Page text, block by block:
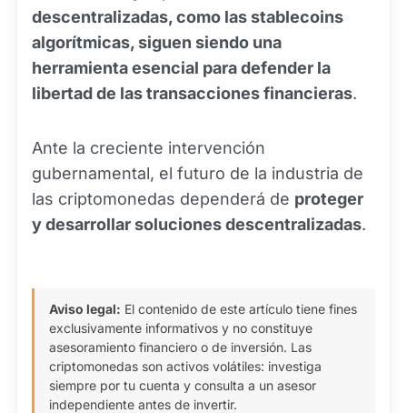
descentralizadas, como las stablecoins
algorítmicas, siguen siendo una
herramienta esencial para defender la
libertad de las transacciones financieras.
Ante la creciente intervención
gubernamental, el futuro de la industria de
las criptomonedas dependerá de proteger
y desarrollar soluciones descentralizadas.
Aviso legal: El contenido de este artículo tiene fines
exclusivamente informativos y no constituye
asesoramiento financiero o de inversión. Las
criptomonedas son activos volátiles: investiga
siempre por tu cuenta y consulta a un asesor
independiente antes de invertir.